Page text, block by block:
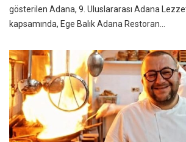
gösterilen Adana, 9. Uluslararası Adana
kapsamında, Ege Balık Adana Restoran...